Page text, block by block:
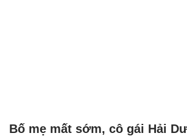
Bố mẹ mất sớm, cô gái Hải